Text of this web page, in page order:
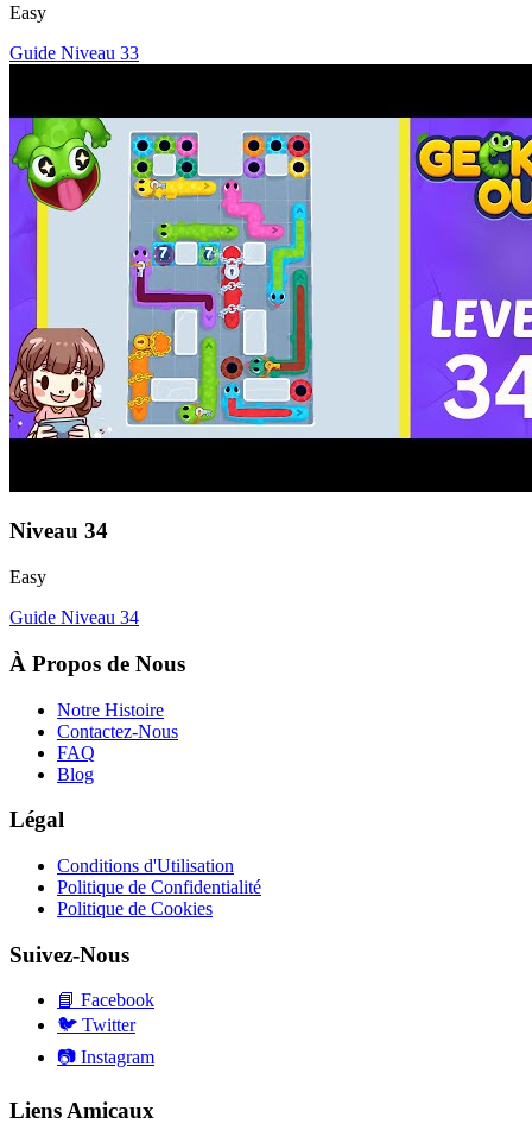
Easy
Guide Niveau 33
Niveau 34
Easy
Guide Niveau 34
À Propos de Nous
Notre Histoire
Contactez-Nous
FAQ
Blog
Légal
Conditions d'Utilisation
Politique de Confidentialité
Politique de Cookies
Suivez-Nous
📘 Facebook
🐦 Twitter
📷 Instagram
Liens Amicaux